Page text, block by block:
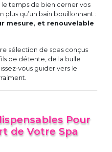
temps de bien cerner vos
plus qu’un bain bouillonnant :
mesure, et renouvelable
sélection de spas conçus
de détente, de la bulle
vous guider vers le
Pour
de Votre Spa